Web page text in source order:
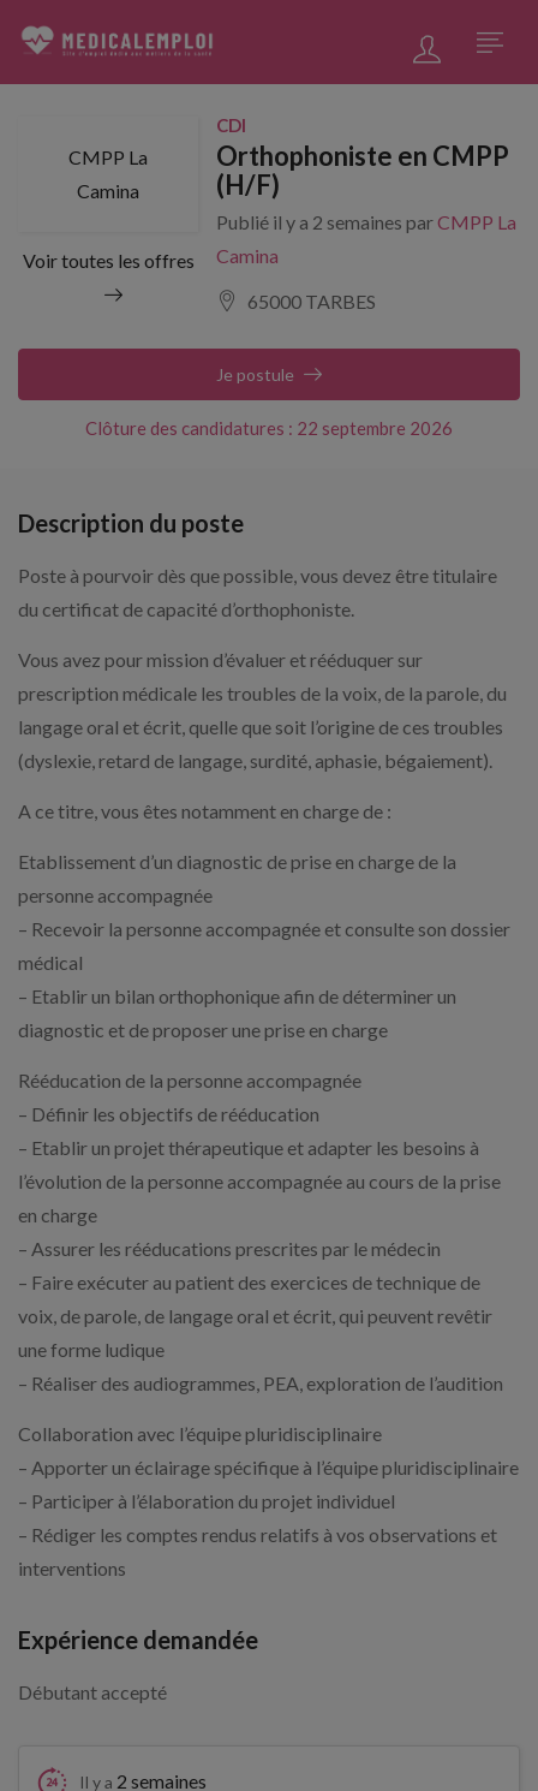
CMPP La
Camina
Voir toutes les offres
CDI
Orthophoniste en CMPP
(H/F)
Publié il y a 2 semaines parCMPP La
Camina
65000 TARBES
Clôture des candidatures : 22 septembre 2026
Je postule
Description du poste
Poste à pourvoir dès que possible, vous devez être titulaire
du certificat de capacité d’orthophoniste.
Vous avez pour mission d’évaluer et rééduquer sur
prescription médicale les troubles de la voix, de la parole, du
langage oral et écrit, quelle que soit l’origine de ces troubles
(dyslexie, retard de langage, surdité, aphasie, bégaiement).
A ce titre, vous êtes notamment en charge de :
Etablissement d’un diagnostic de prise en charge de la
personne accompagnée
– Recevoir la personne accompagnée et consulte son dossier
médical
– Etablir un bilan orthophonique afin de déterminer un
diagnostic et de proposer une prise en charge
Rééducation de la personne accompagnée
– Définir les objectifs de rééducation
– Etablir un projet thérapeutique et adapter les besoins à
l’évolution de la personne accompagnée au cours de la prise
en charge
– Assurer les rééducations prescrites par le médecin
– Faire exécuter au patient des exercices de technique de
voix, de parole, de langage oral et écrit, qui peuvent revêtir
une forme ludique
– Réaliser des audiogrammes, PEA, exploration de l’audition
Collaboration avec l’équipe pluridisciplinaire
– Apporter un éclairage spécifique à l’équipe pluridisciplinaire
– Participer à l’élaboration du projet individuel
– Rédiger les comptes rendus relatifs à vos observations et
interventions
Expérience demandée
Débutant accepté
Il y a 2 semaines